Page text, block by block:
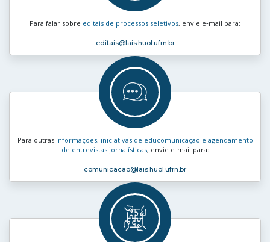
Para falar sobre editais de processos seletivos, envie e‑mail para:
editais@lais.huol.ufrn.br
Para outras informações, iniciativas de educomunicação e agendamento
de entrevistas jornalísticas, envie e‑mail para:
comunicacao@lais.huol.ufrn.br